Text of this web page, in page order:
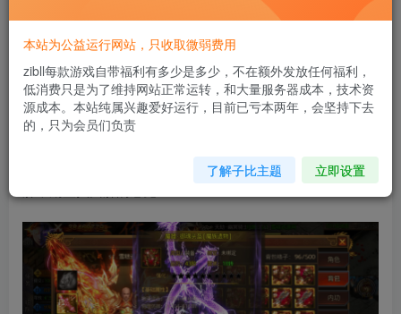
立即购买
客户端下载
PS：注意哈，此后台暂时只开放充值，不开放道具，大家先
本站为公益运行网站，只收取微弱费用
zibll每款游戏自带福利有多少是多少，不在额外发放任何福利，
低消费只是为了维持网站正常运转，和大量服务器成本，技术资
源成本。本站纯属兴趣爱好运行，目前已亏本两年，会坚持下去
的，只为会员们负责
了解子比主题 立即设置